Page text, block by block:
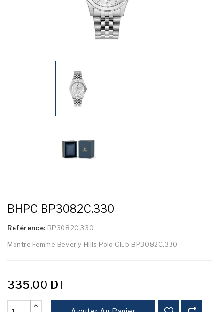
BHPC BP3082C.330
Référence: BP3082C.330
Montre Femme Beverly Hills Polo Club BP3082C.330
335,00 DT